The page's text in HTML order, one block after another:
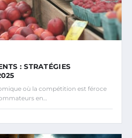
: STRATÉGIES
où la compétition est féroce
en…